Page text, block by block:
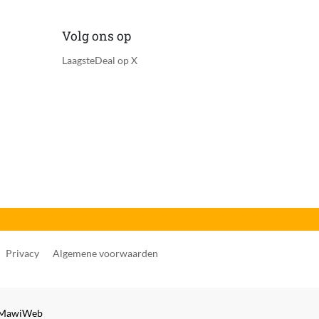
Volg ons op
LaagsteDeal op X
Privacy Algemene voorwaarden